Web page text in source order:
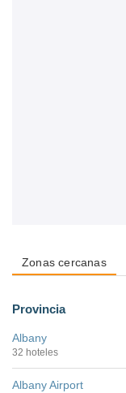
Zonas cercanas
Provincia
Albany
32 hoteles
Albany Airport